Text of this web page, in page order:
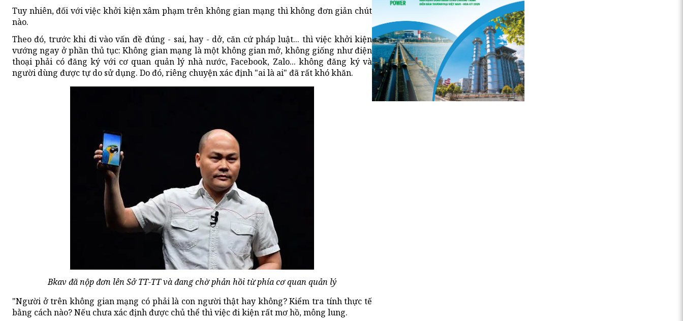
Tuy nhiên, đối với việc khởi kiện xâm phạm trên không gian mạng thì không đơn giản chút
nào.
Theo đó, trước khi đi vào vấn đề đúng - sai, hay - dở, căn cứ pháp luật... thì việc khởi kiện
vướng ngay ở phần thủ tục: Không gian mạng là một không gian mở, không giống như điện
thoại phải có đăng ký với cơ quan quản lý nhà nước, Facebook, Zalo... không đăng ký và
người dùng được tự do sử dụng. Do đó, riêng chuyện xác định "ai là ai" đã rất khó khăn.
Bkav đã nộp đơn lên Sở TT-TT và đang chờ phản hồi từ phía cơ quan quản lý
"Người ở trên không gian mạng có phải là con người thật hay không? Kiểm tra tính thực tế
bằng cách nào? Nếu chưa xác định được chủ thể thì việc đi kiện rất mơ hồ, mông lung.